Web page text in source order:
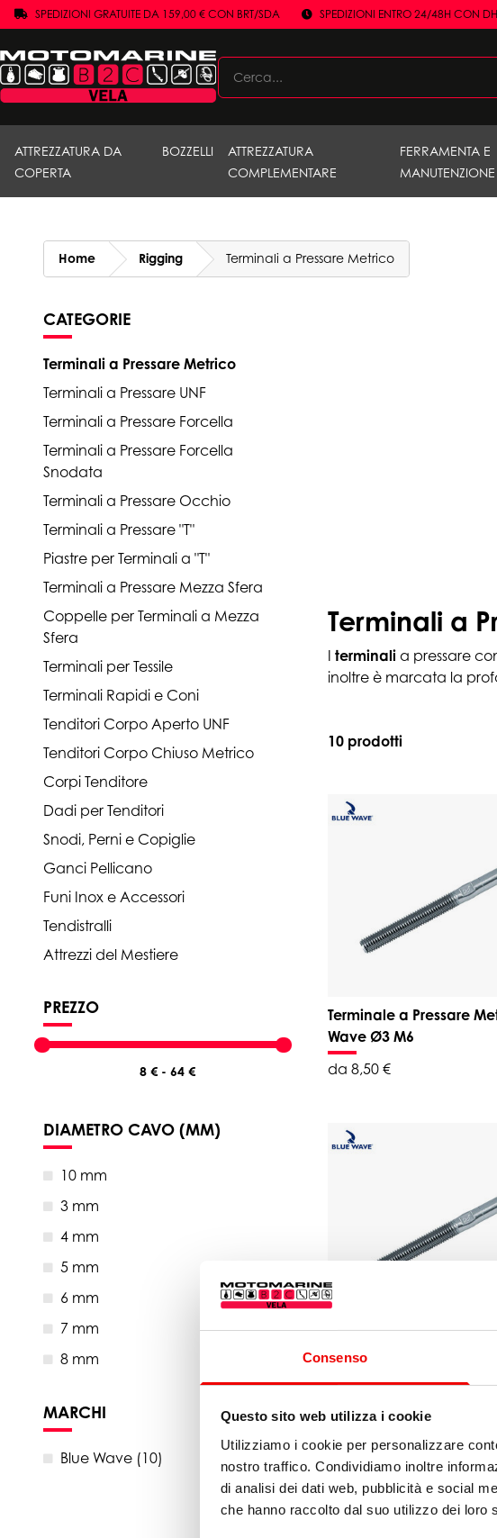
Consenso
Questo sito web utilizza i cookie
Utilizziamo i cookie per personalizzare
nostro traffico. Condividiamo inoltre
di analisi dei dati web, pubblicità e social
che hanno raccolto dal suo utilizzo dei loro
SPEDIZIONI GRATUITE DA 159,00 € CON BRT/SDA SPEDIZIONI ENTRO 24/48H CON
ATTREZZATURA DA
COPERTA
BOZZELLI
ATTREZZATURA
COMPLEMENTARE
FERRAMENTA E
MANUTENZIONE
Home Rigging Terminali a Pressare Metrico
CATEGORIE
Terminali a Pressare Metrico
Terminali a Pressare UNF
Terminali a Pressare Forcella
Terminali a Pressare Forcella
Snodata
Terminali a Pressare Occhio
Terminali a Pressare "T"
Piastre per Terminali a "T"
Terminali a Pressare Mezza Sfera
Coppelle per Terminali a Mezza
Sfera
Terminali per Tessile
Terminali Rapidi e Coni
Tenditori Corpo Aperto UNF
Tenditori Corpo Chiuso Metrico
Corpi Tenditore
Dadi per Tenditori
Snodi, Perni e Copiglie
Ganci Pellicano
Funi Inox e Accessori
Tendistralli
Attrezzi del Mestiere
PREZZO
DIAMETRO CAVO (MM)
10 mm
3 mm
4 mm
5 mm
6 mm
7 mm
8 mm
MARCHI
Blue Wave (10)
Terminali a
I terminali a pressare
inoltre è marcata la
10 prodotti
Terminale a Pressare
Wave Ø3 M6
da 8,50 €
Wave Ø5 M8